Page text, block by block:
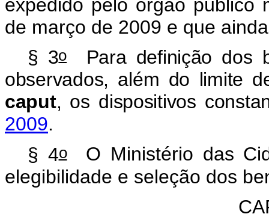
expedido pelo órgão público
de março de 2009 e que
§ 3oPara definição dos
observados, além do limite
caput, os dispositivos
2009.
§ 4o
O Ministério das
elegibilidade e seleção dos